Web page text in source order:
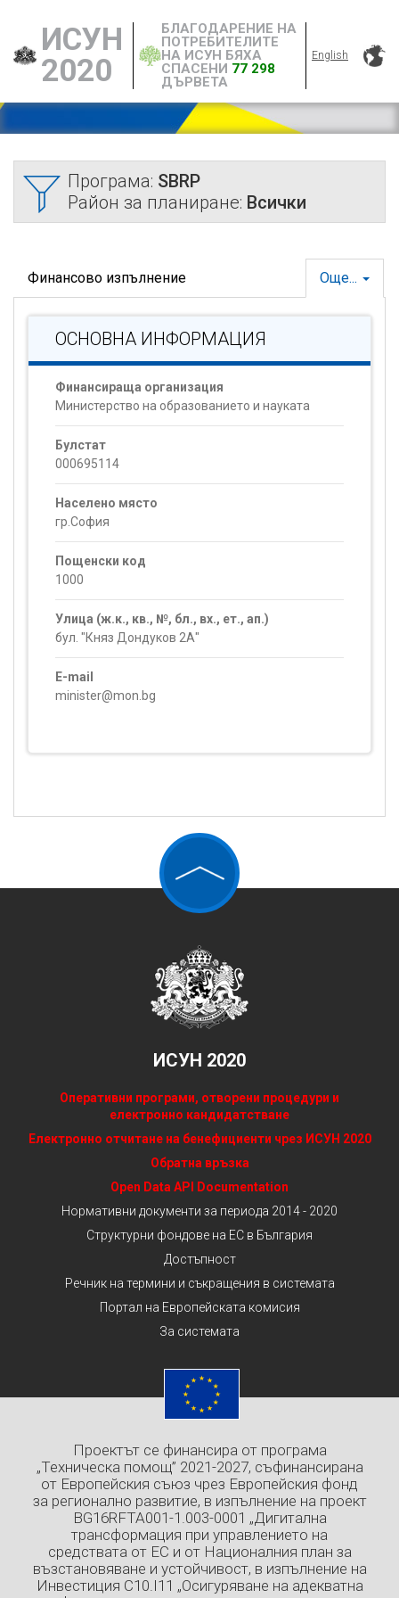
ИСУН
2020
БЛАГОДАРЕНИЕ НА
ПОТРЕБИТЕЛИТЕ
НА ИСУН БЯХА
СПАСЕНИ 77 298
ДЪРВЕТА
English
Програма: SBRP
Район за планиране: Всички
Още...
Финансово изпълнение
ОСНОВНА ИНФОРМАЦИЯ
Финансираща организация
Министерство на образованието и науката
Булстат
000695114
Населено място
гр.София
Пощенски код
1000
Улица (ж.к., кв., №, бл., вх., ет., ап.)
бул. "Княз Дондуков 2А"
E-mail
minister@mon.bg
ИСУН 2020
Оперативни програми, отворени процедури и
електронно кандидатстване
Електронно отчитане на бенефициенти чрез ИСУН 2020
Обратна връзка
Open Data API Documentation
Нормативни документи за периода 2014 - 2020
Структурни фондове на ЕС в България
Достъпност
Речник на термини и съкращения в системата
Портал на Европейската комисия
За системата
Проектът се финансира от програма
„Техническа помощ” 2021-2027, съфинансирана
от Европейския съюз чрез Европейския фонд
за регионално развитие, в изпълнение на проект
BG16RFTA001-1.003-0001 „Дигитална
трансформация при управлението на
средствата от ЕС и от Националния план за
възстановяване и устойчивост, в изпълнение на
Инвестиция C10.I11 „Осигуряване на адекватна